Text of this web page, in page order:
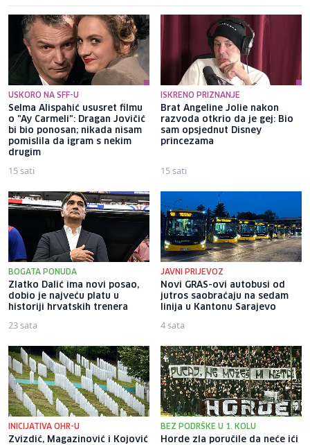
USKORO NA SFF-U
Selma Alispahić ususret filmu
o "Ay Carmeli": Dragan Jovičić
bi bio ponosan; nikada nisam
pomislila da igram s nekim
drugim
15 sati
ISKRENO PRIZNANJE
Brat Angeline Jolie nakon
razvoda otkrio da je gej: Bio
sam opsjednut Disney
princezama
15 sati
BOGATA PONUDA
Zlatko Dalić ima novi posao,
dobio je najveću platu u
historiji hrvatskih trenera
23 sata
JAVNI PRIJEVOZ
Novi GRAS-ovi autobusi od
jutros saobraćaju na sedam
linija u Kantonu Sarajevo
4 sata
INICIJATIVA OHR-U
Zvizdić, Magazinović i Kojović
BEZ PODRŠKE U 1. KOLU
Horde zla poručile da neće ići